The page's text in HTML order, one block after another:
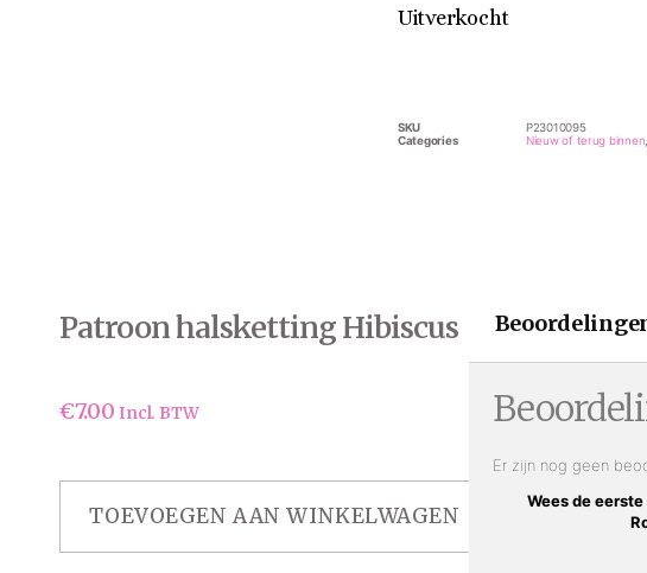
Uitverkocht
SKU
P23010095
Categories
Nieuw of terug binnen
Patroon halsketting Hibiscus
€7.00 Incl. BTW
TOEVOEGEN AAN WINKELWAGEN
Er zijn nog geen
Wees de